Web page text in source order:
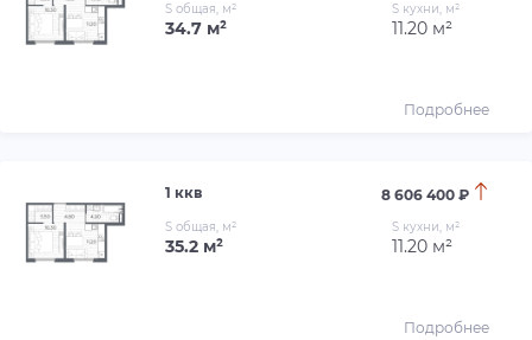
S общая, м²
34.7 м²
S кухни, м²
11.20 м²
Подробнее
1 ккв 8 606 400 ₽
S общая, м²
35.2 м²
S кухни, м²
11.20 м²
Подробнее